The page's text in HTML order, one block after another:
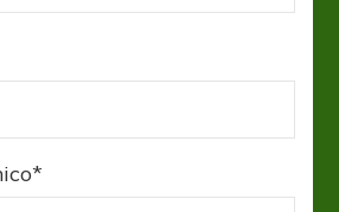
*